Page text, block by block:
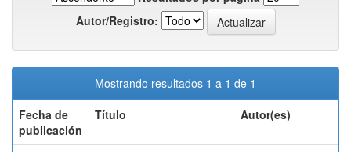
Autor/Registro:
Mostrando resultados 1 a 1 de 1
Fecha de
publicación
Título Autor(es)